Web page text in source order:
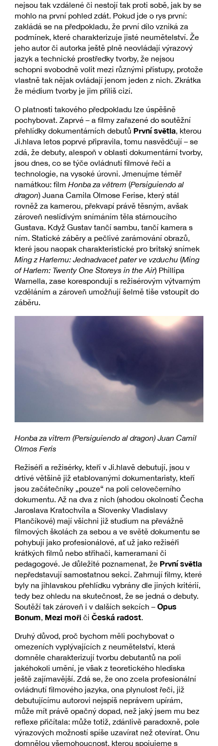
nejsou tak vzdálené či nestojí tak proti sobě, jak by se
mohlo na první pohled zdát. Pokud jde o rys první:
zakládá se na předpokladu, že první dílo vzniká za
podmínek, které charakterizuje jisté neumětelství. Že
jeho autor či autorka ještě plně neovládají výrazový
jazyk a technické prostředky tvorby, že nejsou
schopni svobodně volit mezi různými přístupy, protože
vlastně tak nějak ovládají jenom jeden z nich. Zkrátka
že médium tvorby je jim příliš cizí.
O platnosti takového předpokladu lze úspěšně
pochybovat. Zaprvé – a filmy zařazené do soutěžní
přehlídky dokumentárních debutů První světla, kterou
Ji.hlava letos poprvé připravila, tomu nasvědčují – se
zdá, že debuty, alespoň v oblasti dokumentární tvorby,
jsou dnes, co se týče ovládnutí filmové řeči a
technologie, na vysoké úrovni. Jmenujme téměř
namátkou: film Honba za větrem (Persiguiendo al
dragon) Juana Camila Olmose Ferise, který stál
rovněž za kamerou, překvapí právě těsným, avšak
zároveň neslídivým snímáním těla stárnoucího
Gustava. Když Gustav tančí sambu, tančí kamera s
ním. Statické záběry a pečlivé zarámování obrazů,
které jsou naopak charakteristické pro britský snímek
Ming z Harlemu: Jednadvacet pater ve vzduchu (Ming
of Harlem: Twenty One Storeys in the Air) Phillipa
Warnella, zase korespondují s režisérovým výtvarným
vzděláním a zároveň umožňují šelmě tiše vstoupit do
záběru.
Honba za vìtrem (Persiguiendo al dragon) Juan Camil
Olmos Feris
Režiséři a režisérky, kteří v Ji.hlavě debutují, jsou v
drtivé většině již etablovanými dokumentaristy, kteří
jsou začátečníky „pouze“ na poli celovečerního
dokumentu. Až na dva z nich (shodou okolností Čecha
Jaroslava Kratochvíla a Slovenky Vladislavy
Plančíkové) mají všichni již studium na převážně
filmových školách za sebou a ve světě dokumentu se
pohybují jako profesionálové, ať už jako režiséři
krátkých filmů nebo střihači, kameramani či
pedagogové. Je důležité poznamenat, že První světla
nepředstavují samostatnou sekci. Zahrnují filmy, které
byly na jihlavskou přehlídku vybrány dle jiných kritérií,
tedy bez ohledu na skutečnost, že se jedná o debuty.
Soutěží tak zároveň i v dalších sekcích – Opus
Bonum, Mezi moři či Česká radost.
Druhý důvod, proč bychom měli pochybovat o
omezeních vyplývajících z neumětelství, která
domněle charakterizují tvorbu debutantů na poli
jakéhokoli umění, je však z teoretického hlediska
ještě zajímavější. Zdá se, že ono zcela profesionální
ovládnutí filmového jazyka, ona plynulost řeči, již
debutujícímu autorovi nejspíš neprávem upírám,
může mít právě opačný dopad, než jaký jsem mu bez
reflexe přičítala: může totiž, zdánlivě paradoxně, pole
výrazových možností spíše uzavírat než otevírat. Onu
domnělou všemohoucnost, kterou spojujeme s